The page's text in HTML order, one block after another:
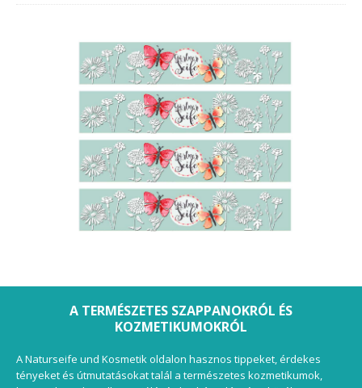
A TERMÉSZETES SZAPPANOKRÓL ÉS
KOZMETIKUMOKRÓL
A Naturseife und Kosmetik oldalon hasznos tippeket, érdekes
tényeket és útmutatásokat talál a természetes kozmetikumok,